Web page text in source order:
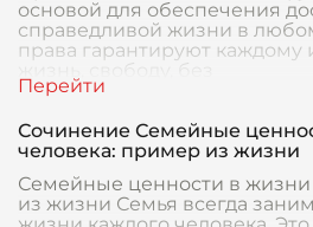
основой для обеспечения
справедливой жизни в
права гарантируют каждому
жизнь, свободу, без
Сочинение Семейные
человека: пример из жизни
Семейные ценности в
из жизни Семья всегда